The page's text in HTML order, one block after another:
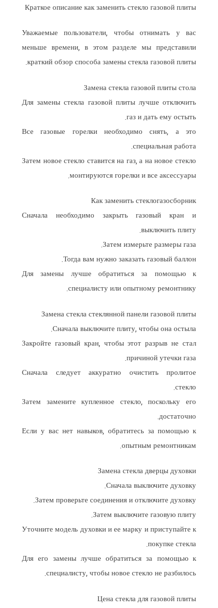
Краткое описание как заменить стекло газовой плиты
Уважаемые пользователи, чтобы отнимать у вас
меньше времени, в этом разделе мы представили
краткий обзор способа замены стекла газовой плиты.
Замена стекла газовой плиты стола
Для замены стекла газовой плиты лучше отключить
газ и дать ему остыть.
Все газовые горелки необходимо снять, а это
специальная работа.
Затем новое стекло ставится на газ, а на новое стекло
монтируются горелки и все аксессуары.
Как заменить стеклогазосборник
Сначала необходимо закрыть газовый кран и
выключить плиту.
Затем измерьте размеры газа.
Тогда вам нужно заказать газовый баллон.
Для замены лучше обратиться за помощью к
специалисту или опытному ремонтнику.
Замена стекла стеклянной панели газовой плиты
Сначала выключите плиту, чтобы она остыла.
Закройте газовый кран, чтобы этот разрыв не стал
причиной утечки газа.
Сначала следует аккуратно очистить пролитое
стекло.
Затем замените купленное стекло, поскольку его
достаточно.
Если у вас нет навыков, обратитесь за помощью к
опытным ремонтникам.
Замена стекла дверцы духовки
Сначала выключите духовку.
Затем проверьте соединения и отключите духовку.
Затем выключите газовую плиту.
Уточните модель духовки и ее марку и приступайте к
покупке стекла.
Для его замены лучше обратиться за помощью к
специалисту, чтобы новое стекло не разбилось.
Цена стекла для газовой плиты